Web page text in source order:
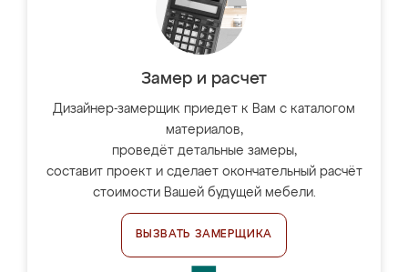
Замер и расчет
Дизайнер-замерщик приедет к Вам с каталогом
материалов,
проведёт детальные замеры,
составит проект и сделает окончательный расчёт
стоимости Вашей будущей мебели.
ВЫЗВАТЬ ЗАМЕРЩИКА